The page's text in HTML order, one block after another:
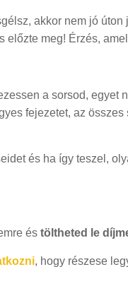
akkor nem jó
előzte meg! Érzés,
a sorsod, egyet
fejezetet, az összes
és ha így teszel,
és töltheted le
, hogy részese